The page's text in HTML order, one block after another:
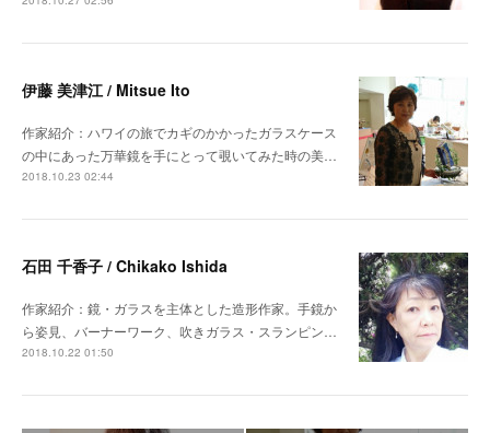
伊藤 美津江 / Mitsue Ito
作家紹介：ハワイの旅でカギのかかったガラスケース
の中にあった万華鏡を手にとって覗いてみた時の美…
2018.10.23 02:44
石田 千香子 / Chikako Ishida
作家紹介：鏡・ガラスを主体とした造形作家。手鏡か
ら姿見、バーナーワーク、吹きガラス・スランピン…
2018.10.22 01:50